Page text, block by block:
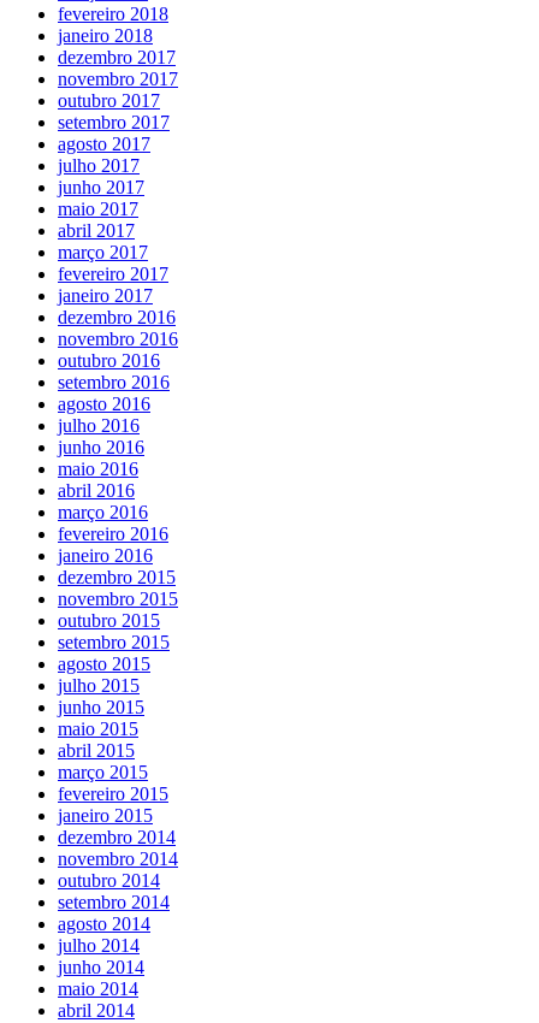
fevereiro 2018
janeiro 2018
dezembro 2017
novembro 2017
outubro 2017
setembro 2017
agosto 2017
julho 2017
junho 2017
maio 2017
abril 2017
março 2017
fevereiro 2017
janeiro 2017
dezembro 2016
novembro 2016
outubro 2016
setembro 2016
agosto 2016
julho 2016
junho 2016
maio 2016
abril 2016
março 2016
fevereiro 2016
janeiro 2016
dezembro 2015
novembro 2015
outubro 2015
setembro 2015
agosto 2015
julho 2015
junho 2015
maio 2015
abril 2015
março 2015
fevereiro 2015
janeiro 2015
dezembro 2014
novembro 2014
outubro 2014
setembro 2014
agosto 2014
julho 2014
junho 2014
maio 2014
abril 2014